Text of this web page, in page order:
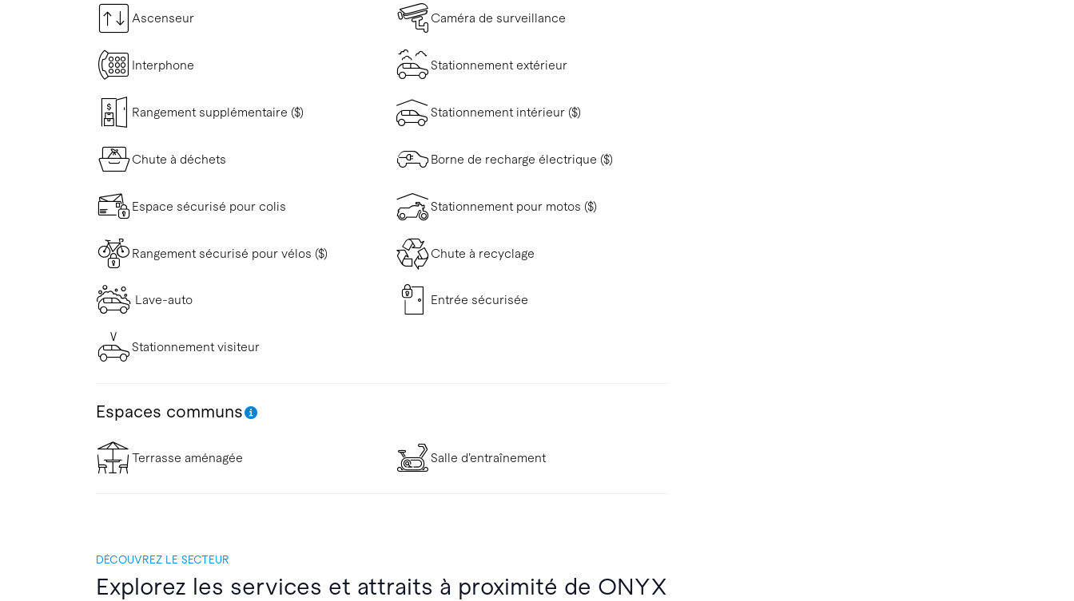
Ascenseur Caméra de surveillance
Interphone Stationnement extérieur
Rangement supplémentaire ($) Stationnement intérieur ($)
Chute à déchets Borne de recharge électrique ($)
Espace sécurisé pour colis Stationnement pour motos ($)
Rangement sécurisé pour vélos ($) Chute à recyclage
Lave-auto Entrée sécurisée
Stationnement visiteur
Espaces communs
Terrasse aménagée Salle d’entraînement
DÉCOUVREZ LE SECTEUR
Explorez les services et attraits à proximité de ONYX